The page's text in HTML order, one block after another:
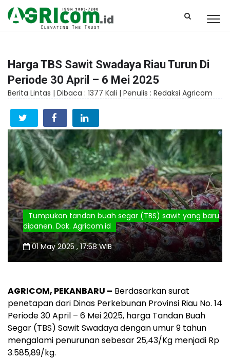
Harga TBS Sawit Swadaya Riau Turun Di
Periode 30 April – 6 Mei 2025
Berita Lintas | Dibaca : 1377 Kali | Penulis : Redaksi Agricom
Tumpukan tandan buah segar (TBS) sawit yang baru
dipanen. Dok. Agricom.id
01 May 2025 , 17:58 WIB
AGRICOM, PEKANBARU – Berdasarkan surat
penetapan dari Dinas Perkebunan Provinsi Riau No. 14
Periode 30 April – 6 Mei 2025, harga Tandan Buah
Segar (TBS) Sawit Swadaya dengan umur 9 tahun
mengalami penurunan sebesar 25,43/Kg menjadi Rp
3.585,89/kg.